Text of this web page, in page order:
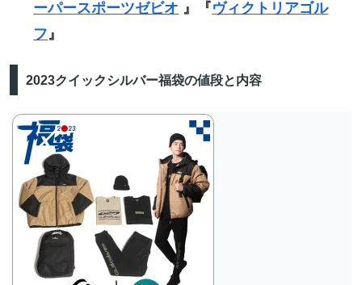
ーパースポーツゼビオ 』『ヴィクトリアゴル
フ 』
2023クイックシルバー福袋の値段と内容